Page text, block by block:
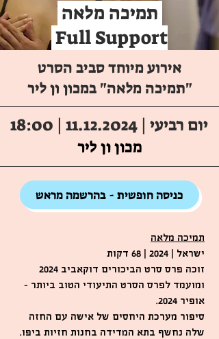
תמיכה מלאה
Full Support
אירוע מיוחד סביב הסרט
"תמיכה מלאה" במכון ון ליר
יום רביעי |11.12.2024
| 18:00
מכון ון ליר
כניסה חופשית - בהרשמה מראש
תמיכה מלאה
ישראל | 2024 | 68 דקות
זוכה פרס סרט הביכורים דוקאביב 2024
ומועמד לפרס הסרט התיעודי הטוב ביותר –
אופיר 2024.
סיפור מערכת היחסים של אישה עם החזה
שלה נחשף בתא המדידה בחנות חזיות ביפו.